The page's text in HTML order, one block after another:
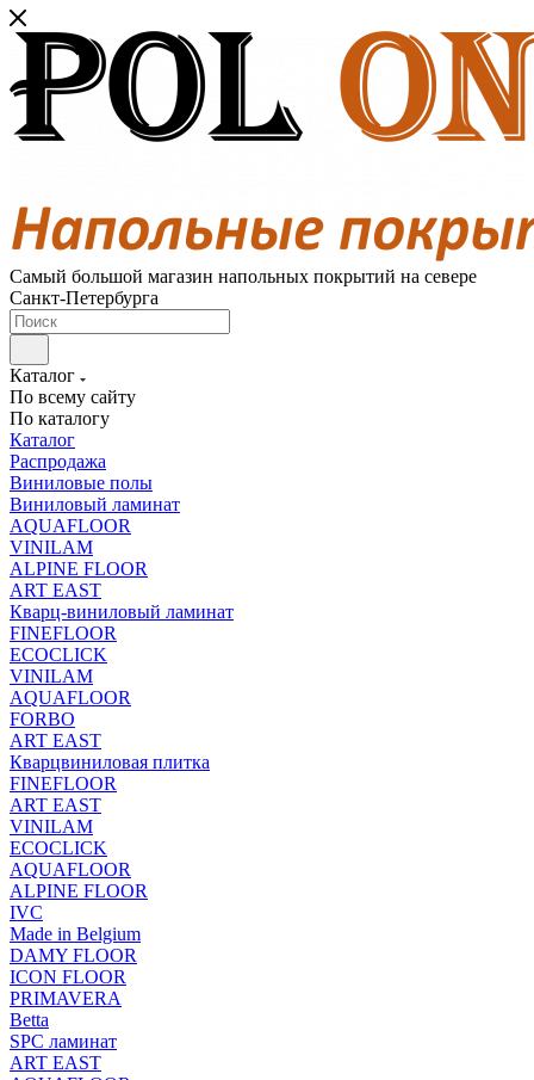
Самый большой магазин напольных покрытий на севере
Санкт-Петербурга
Каталог
По всему сайту
По каталогу
Каталог
Распродажа
Виниловые полы
Виниловый ламинат
AQUAFLOOR
VINILAM
ALPINE FLOOR
ART EAST
Кварц-виниловый ламинат
FINEFLOOR
ECOCLICK
VINILAM
AQUAFLOOR
FORBO
ART EAST
Кварцвиниловая плитка
FINEFLOOR
ART EAST
VINILAM
ECOCLICK
AQUAFLOOR
ALPINE FLOOR
IVC
Made in Belgium
DAMY FLOOR
ICON FLOOR
PRIMAVERA
Betta
SPC ламинат
ART EAST